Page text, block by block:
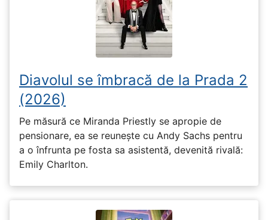
Diavolul se îmbracă de la Prada 2
(2026)
Pe măsură ce Miranda Priestly se apropie de
pensionare, ea se reunește cu Andy Sachs pentru
a o înfrunta pe fosta sa asistentă, devenită rivală:
Emily Charlton.